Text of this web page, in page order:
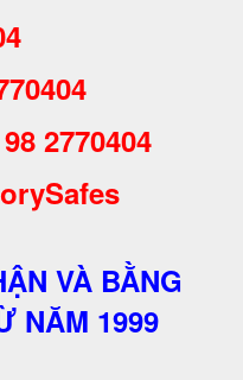
2770404
VÀ BẰNG
NĂM 1999